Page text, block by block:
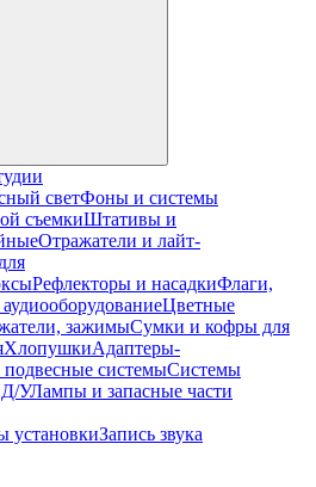
светФоны и системы
съемкиШтативы и
Отражатели и лайт-
Рефлекторы и насадкиФлаги,
Цветные
зажимыСумки и кофры для
ХлопушкиАдаптеры-
системыСистемы
Д/УЛампы и запасные части
установкиЗапись звука